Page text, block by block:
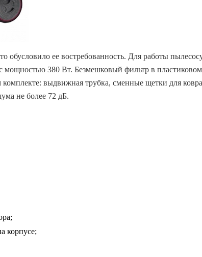
обусловило ее востребованность. Для работы
мощностью 380 Вт. Безмешковый фильтр в пластиковом
комплекте: выдвижная трубка, сменные щетки для
не более 72 дБ.
корпусе;